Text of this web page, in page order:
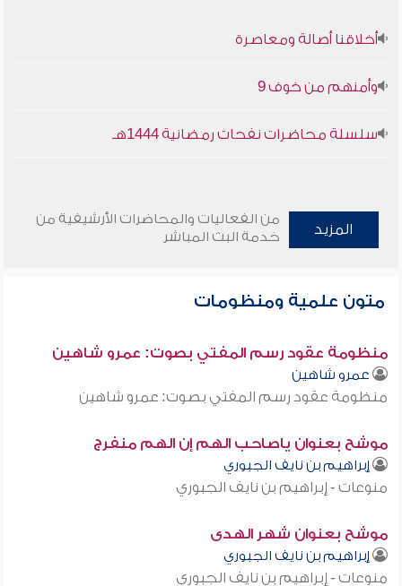
أخلاقنا أصالة ومعاصرة
وأمنهم من خوف 9
سلسلة محاضرات نفحات رمضانية 1444هـ
المزيد
من الفعاليات والمحاضرات الأرشيفية من
خدمة البث المباشر
متون علمية ومنظومات
منظومة عقود رسم المفتي بصوت: عمرو شاهين
عمرو شاهين
منظومة عقود رسم المفتي بصوت: عمرو شاهين
موشح بعنوان ياصاحب الهم إن الهم منفرج
إبراهيم بن نايف الجبوري
منوعات - إبراهيم بن نايف الجبوري
موشح بعنوان شهر الهدى
إبراهيم بن نايف الجبوري
منوعات - إبراهيم بن نايف الجبوري